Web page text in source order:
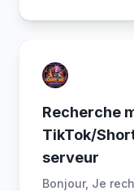
Recherche
TikTok/
serveur
Bonjour, Je